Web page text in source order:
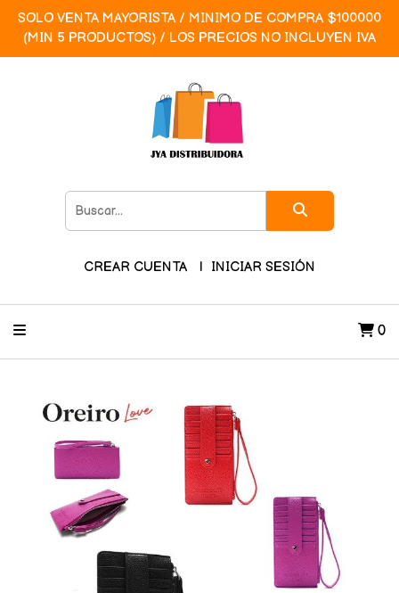
SOLO VENTA MAYORISTA / MINIMO DE COMPRA $100000
(MIN 5 PRODUCTOS) / LOS PRECIOS NO INCLUYEN IVA
CREAR CUENTA INICIAR SESIÓN
0